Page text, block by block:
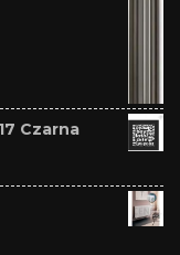
Czarna